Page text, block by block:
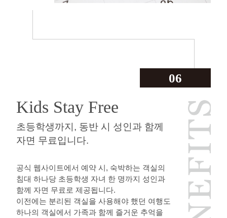
06
Kids Stay Free
초등학생까지, 동반 시 성인과 함께
자면 무료입니다.
공식 웹사이트에서 예약 시, 숙박하는 객실의
침대 하나당 초등학생 자녀 한 명까지 성인과
함께 자면 무료로 제공됩니다.
이전에는 분리된 객실을 사용해야 했던 여행도
하나의 객실에서 가족과 함께 즐거운 추억을